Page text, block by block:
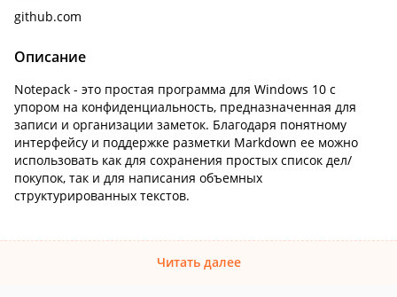
github.com
Описание
Notepack - это простая программа для Windows 10 с
упором на конфиденциальность, предназначенная для
записи и организации заметок. Благодаря понятному
интерфейсу и поддержке разметки Markdown ее можно
использовать как для сохранения простых список дел/
покупок, так и для написания объемных
структурированных текстов.
Читать далее